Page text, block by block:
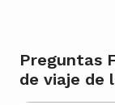
Preguntas
de viaje de